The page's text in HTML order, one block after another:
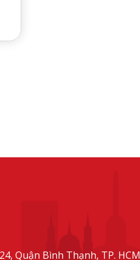
Quận Bình Thạnh, TP. HCM